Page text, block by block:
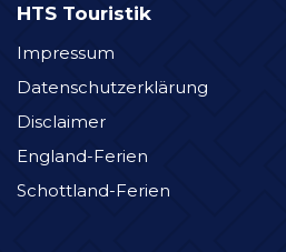
HTS Touristik
Impressum
Datenschutzerklärung
Disclaimer
England-Ferien
Schottland-Ferien